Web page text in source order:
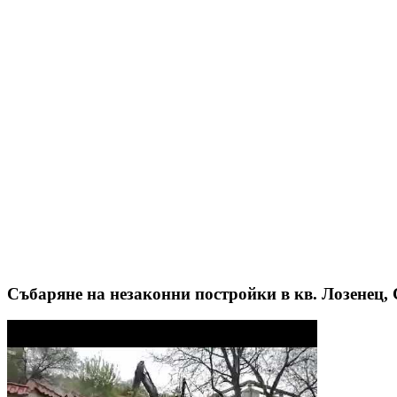
Събаряне на незаконни постройки в кв. Лозенец,